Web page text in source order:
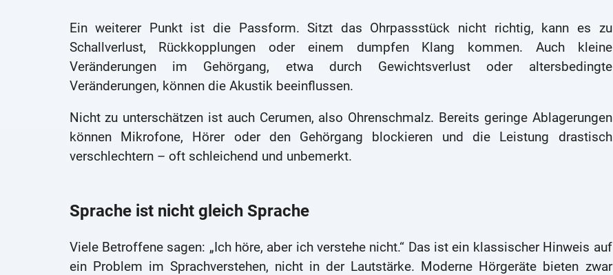
Ein weiterer Punkt ist die Passform. Sitzt das Ohrpassstück nicht richtig, kann es zu
Schallverlust, Rückkopplungen oder einem dumpfen Klang kommen. Auch kleine
Veränderungen im Gehörgang, etwa durch Gewichtsverlust oder altersbedingte
Veränderungen, können die Akustik beeinflussen.
Nicht zu unterschätzen ist auch Cerumen, also Ohrenschmalz. Bereits geringe Ablagerungen
können Mikrofone, Hörer oder den Gehörgang blockieren und die Leistung drastisch
verschlechtern – oft schleichend und unbemerkt.
Sprache ist nicht gleich Sprache
Viele Betroffene sagen: „Ich höre, aber ich verstehe nicht.“ Das ist ein klassischer Hinweis auf
ein Problem im Sprachverstehen, nicht in der Lautstärke. Moderne Hörgeräte bieten zwar